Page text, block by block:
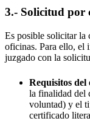
3.- Solicitud por
Es posible solicitar la
oficinas. Para ello, el
juzgado con la
Requisitos del
la finalidad del
voluntad) y el
certificado